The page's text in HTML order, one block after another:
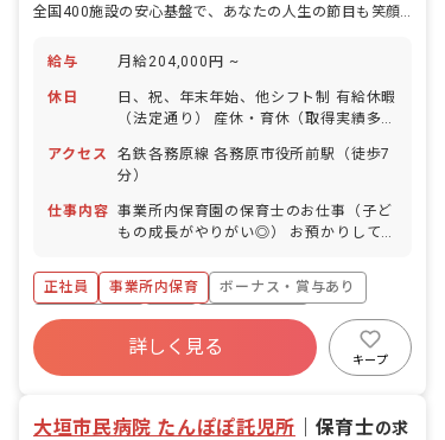
給与 月給204,000円 ~
休日
日、祝、年末年始、他シフト制 有給休暇
（法定通り） 産休・育休（取得実績多
日
アクセス
名鉄各務原線 各務原市役所前駅（徒歩7
分）
仕事内容 事業所内保育園の保育士のお仕事（子ど
もの成長がやりがい◎） お預かりしてい
す。 ・食事・睡眠・排泄・清潔・衣類の
着脱等 ・集団生活を通じた社会性の装着
・行事の計画・実行、お知らせの作成
正社員 事業所内保育
ボーナス・賞与あり
社会保険完備
有給
福利厚生充実
昇給昇進あり
産休育休制度
詳しく見る
キープ
大垣市民病院 たんぽぽ託児所 保育士の求